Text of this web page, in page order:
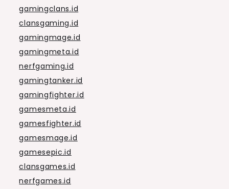
gamingclans.id
clansgaming.id
gamingmage.id
gamingmeta.id
nerfgaming.id
gamingtanker.id
gamingfighter.id
gamesmeta.id
gamesfighter.id
gamesmage.id
gamesepic.id
clansgames.id
nerfgames.id